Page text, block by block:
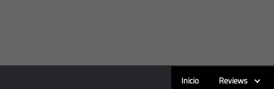
Inicio Reviews